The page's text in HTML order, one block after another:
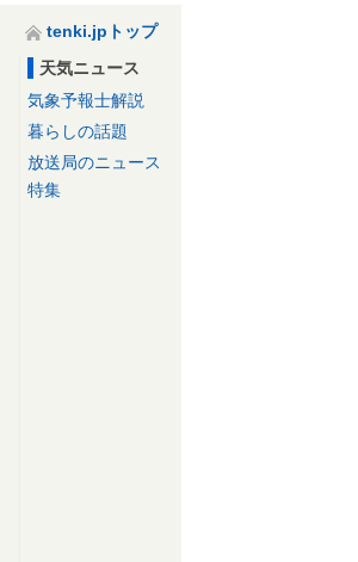
tenki.jpトップ
天気ニュース
気象予報士解説
暮らしの話題
放送局のニュース
特集